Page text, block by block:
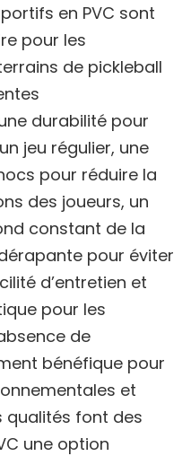
en PVC sont
pour les
de pickleball
durabilité pour
jeu régulier, une
pour réduire la
des joueurs, un
constant de la
pour éviter
d’entretien et
pour les
de
bénéfique pour
et
qualités font des
une option